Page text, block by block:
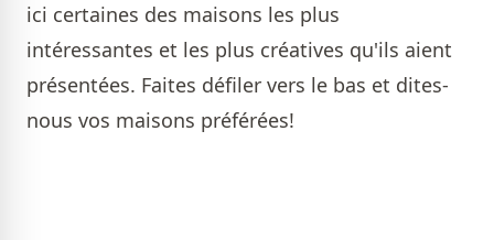
ici certaines des maisons les plus
intéressantes et les plus créatives qu'ils aient
présentées. Faites défiler vers le bas et dites-
nous vos maisons préférées!